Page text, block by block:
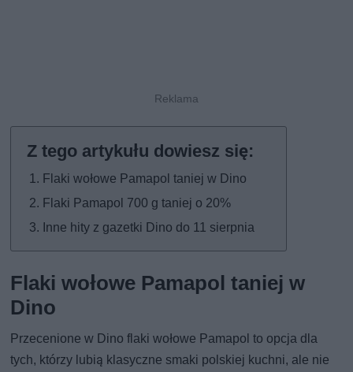
Flaki wołowe Pamapol taniej w Dino
Flaki Pamapol 700 g taniej o 20%
Inne hity z gazetki Dino do 11 sierpnia
Flaki wołowe Pamapol taniej w
Dino
Przecenione w Dino flaki wołowe Pamapol to opcja dla
tych, którzy lubią klasyczne smaki polskiej kuchni, ale nie